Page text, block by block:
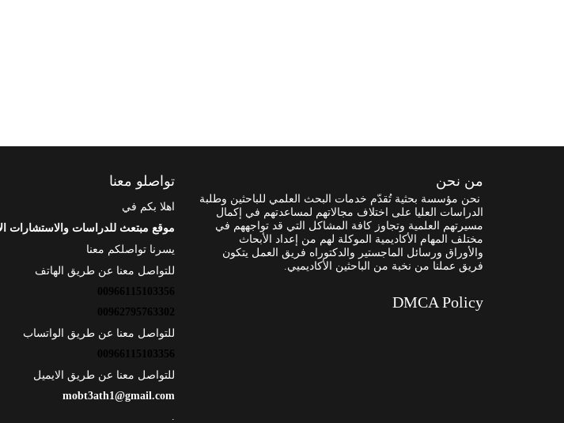
من نحن
نحن مؤسسة بحثية تُقدّم خدمات البحث العلمي للباحثين وطلبة
الدراسات العليا على اختلاف مجالاتهم لمساعدتهم في إكمال
مسيرتهم العلمية وتجاوز كافة المشاكل التي قد تواجههم في
مختلف المهام الأكاديمية الموكلة لهم من إعداد الأبحاث
والأوراق ورسائل الماجستير والدكتوراه فريق العمل يتكون
فريق عملنا من نخبة من الباحثين الأكاديميي.
DMCA Policy
تواصلو معنا
اهلا بكم في
موقع مبتعث للدراسات والاستشارات
يسرنا تواصلكم معنا
للتواصل معنا عن طريق الهاتف
00966115103356
00962795763302
للتواصل معنا عن طريق الواتساب
00966115103356
للتواصل معنا عن طريق الايميل
mobt3ath1@gmail.com